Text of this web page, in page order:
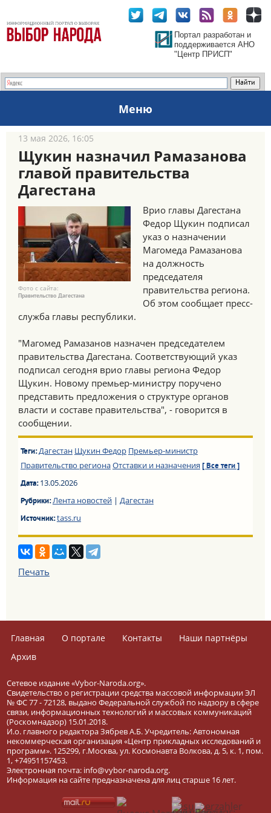
Портал разработан и
поддерживается АНО
"Центр ПРИСП"
Меню
13 мая 2026, 16:05
Щукин назначил Рамазанова
главой правительства
Дагестана
Фото с сайта:
Правительство Дагестана
Врио главы Дагестана
Федор Щукин подписал
указ о назначении
Магомеда Рамазанова
на должность
председателя
правительства региона.
Об этом сообщает пресс-
служба главы республики.
"Магомед Рамазанов назначен председателем
правительства Дагестана. Соответствующий указ
подписал сегодня врио главы региона Федор
Щукин. Новому премьер-министру поручено
представить предложения о структуре органов
власти и составе правительства", - говорится в
сообщении.
Теги:Дагестан Щукин Федор Премьер-министр
Правительство регионаОтставки и назначения [ Все теги ]
Дата:13.05.2026
Рубрики:Лента новостей| Дагестан
Источник:tass.ru
Печать
Главная О портале Контакты
Наши партнёры
Архив
Сетевое издание «Vybor-Naroda.org».
Свидетельство о регистрации средства массовой информации ЭЛ
№ ФС 77 - 72128, выдано Федеральной службой по надзору в сфере
связи, информационных технологий и массовых коммуникаций
(Роскомнадзор) 15.01.2018.
И.о. главного редактора Зябрев А.Б. Учредитель: Автономная
некоммерческая организация «Центр прикладных исследований и
программ». 125299, г.Москва, ул. Космонавта Волкова, д. 5, к. 1, пом.
1, +74951157453.
Электронная почта: info@vybor-naroda.org.
Информация на сайте предназначена для лиц старше 16 лет.